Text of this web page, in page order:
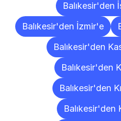
Balıkesir'den
Balıkesir'den İzmir'e
Balıkesir'den
Balıkesir'den
Balıkesir'den
Balıkesir'den